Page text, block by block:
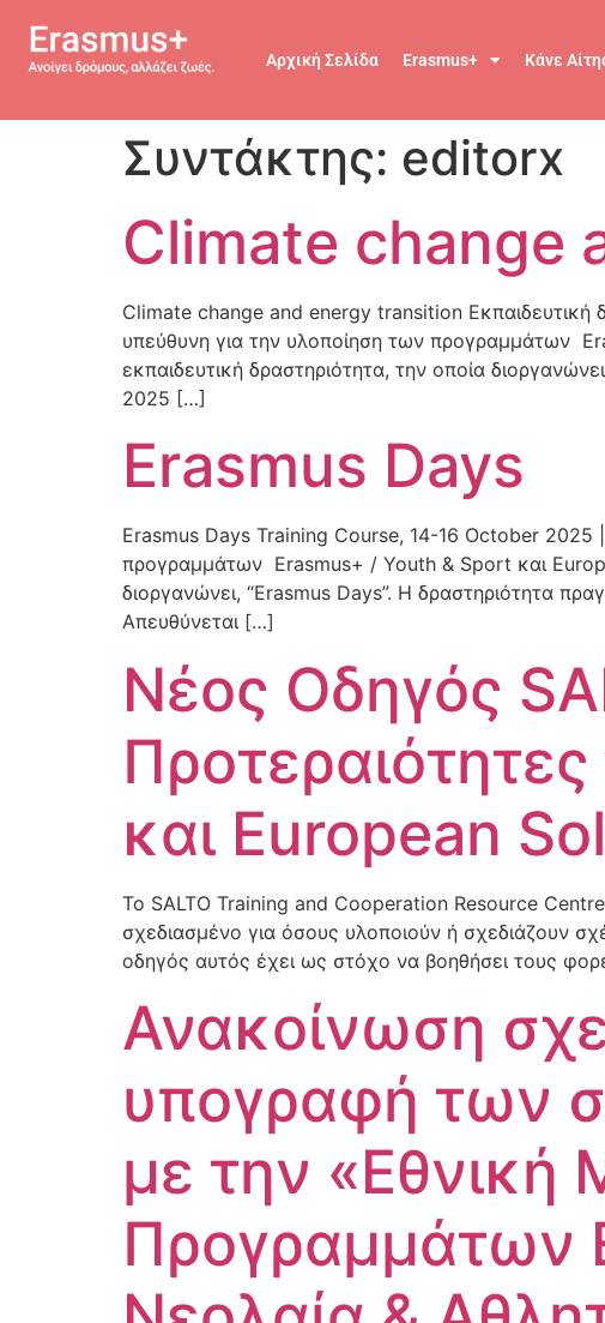
Αρχική Σελίδα Erasmus+ Κάνε
Συντάκτης: editorx
Climate change
Climate change and energy transition
υπεύθυνη για την υλοποίηση των προγραμμάτων
εκπαιδευτική δραστηριότητα, την οποία
2025 […]
Erasmus Days
Erasmus Days Training Course, 14-16 October 2025
προγραμμάτων Erasmus+ / Youth & Sport και
διοργανώνει, “Erasmus Days”. Η δραστηριότητα
Απευθύνεται […]
Νέος Οδηγός
και European
Το SALTO Training and Cooperation Resource
σχεδιασμένο για όσους υλοποιούν ή σχεδιάζουν
οδηγός αυτός έχει ως στόχο να βοηθήσει τους
Ανακοίνωση
υπογραφή των
με την «Εθνική
Προγραμμάτων